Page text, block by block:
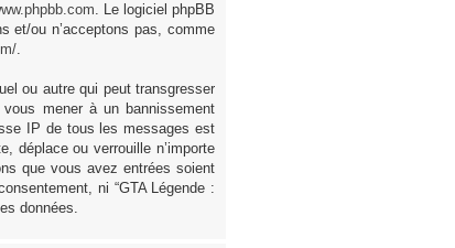
. Le logiciel phpBB
et/ou n’acceptons pas, comme
.
ou autre qui peut transgresser
mener à un bannissement
IP de tous les messages est
déplace ou verrouille n’importe
que vous avez entrées soient
ni “GTA Légende :
données.